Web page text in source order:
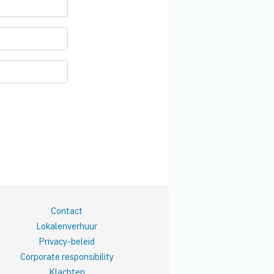
Contact
Lokalenverhuur
Privacy-beleid
Corporate responsibility